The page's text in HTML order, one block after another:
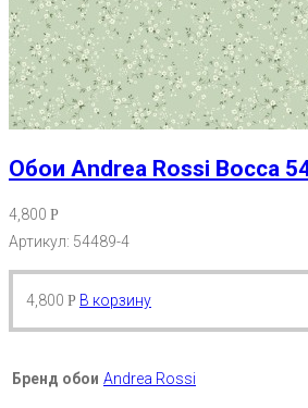
Обои Andrea Rossi Bocca
4,800 Р
Артикул: 54489-4
4,800 Р В корзину
Бренд обои Andrea Rossi